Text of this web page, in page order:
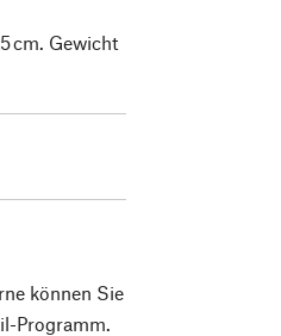
cm. Gewicht
können Sie
Programm.